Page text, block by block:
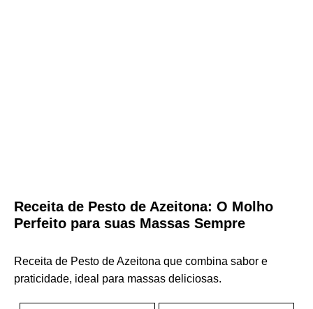
Receita de Pesto de Azeitona: O Molho
Perfeito para suas Massas Sempre
Receita de Pesto de Azeitona que combina sabor e
praticidade, ideal para massas deliciosas.